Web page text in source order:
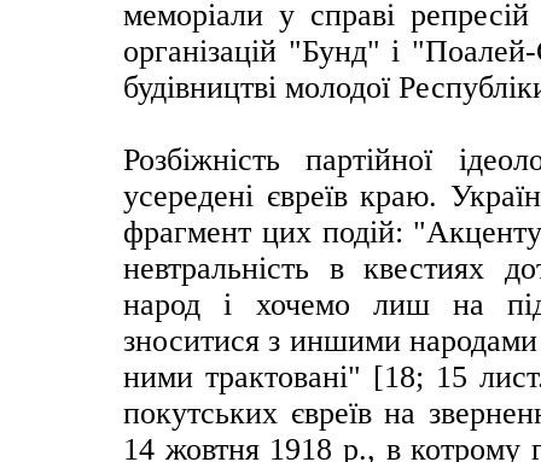
меморіали у справі
організацій "Бунд" і
будівництві молодої
Розбіжність партійної
усередені євреїв краю.
фрагмент цих подій:
невтральність в квестиях
народ і хочемо лиш на
зноситися з иншими народами
ними трактовані" [18; 15
покутських євреїв на
14 жовтня 1918 р., в котрому